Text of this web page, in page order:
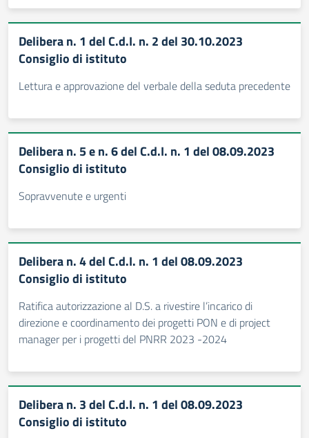
Delibera n. 1 del C.d.I. n. 2 del 30.10.2023
Consiglio di istituto
Lettura e approvazione del verbale della seduta precedente
Delibera n. 5 e n. 6 del C.d.I. n. 1 del 08.09.2023
Consiglio di istituto
Sopravvenute e urgenti
Delibera n. 4 del C.d.I. n. 1 del 08.09.2023
Consiglio di istituto
Ratifica autorizzazione al D.S. a rivestire l’incarico di
direzione e coordinamento dei progetti PON e di project
manager per i progetti del PNRR 2023 -2024
Delibera n. 3 del C.d.I. n. 1 del 08.09.2023
Consiglio di istituto